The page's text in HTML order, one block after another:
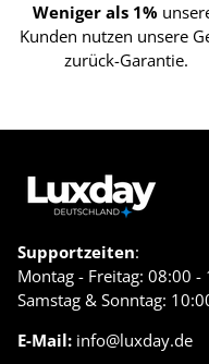
Weniger als 1%
Kunden nutzen unsere
zurück-Garantie.
Supportzeiten:
Montag - Freitag: 08:00 -
Samstag & Sonntag:
E-Mail: info@luxday.de